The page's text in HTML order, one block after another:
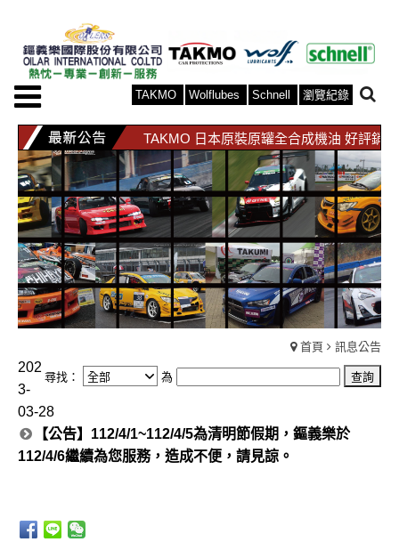
TAKMO Wolflubes Schnell 瀏覽紀錄
TAKMO 日本原裝原罐全合成機油 好評銷
WOLF 比利時原裝原罐全合成機油 好評銷
TAKMO 日本原裝原罐全合成機油 好評銷
WOLF 比利時原裝原罐全合成機油 好評銷
首頁 訊息公告
尋找： 為
202
3-
03-28
【公告】112/4/1~112/4/5為清明節假期，鏂義樂於
112/4/6繼續為您服務，造成不便，請見諒。